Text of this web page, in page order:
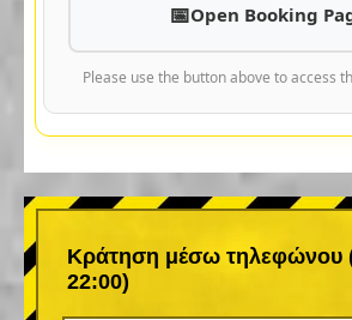
Open Booking
Please use the button above to access
Κράτηση μέσω τηλεφώνου
22:00)